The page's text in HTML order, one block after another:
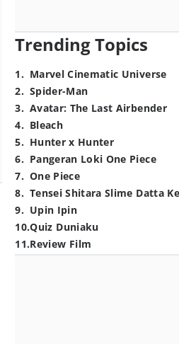
Trending Topics
1. Marvel Cinematic Universe
2. Spider-Man
3. Avatar: The Last Airbender
4. Bleach
5. Hunter x Hunter
6. Pangeran Loki One Piece
7. One Piece
8. Tensei Shitara Slime Datta
9. Upin Ipin
10.Quiz Duniaku
11.Review Film